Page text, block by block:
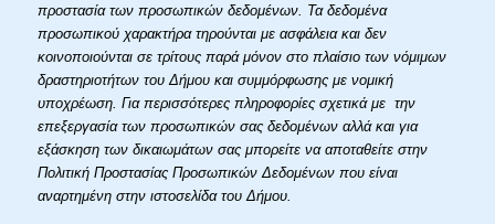
προστασία των προσωπικών δεδομένων. Τα δεδομένα
προσωπικού χαρακτήρα τηρούνται με ασφάλεια και δεν
κοινοποιούνται σε τρίτους παρά μόνον στο πλαίσιο των νόμιμων
δραστηριοτήτων του Δήμου και συμμόρφωσης με νομική
υποχρέωση. Για περισσότερες πληροφορίες σχετικά με την
επεξεργασία των προσωπικών σας δεδομένων αλλά και για
εξάσκηση των δικαιωμάτων σας μπορείτε να αποταθείτε στην
Πολιτική Προστασίας Προσωπικών Δεδομένων που είναι
αναρτημένη στην ιστοσελίδα του Δήμου.